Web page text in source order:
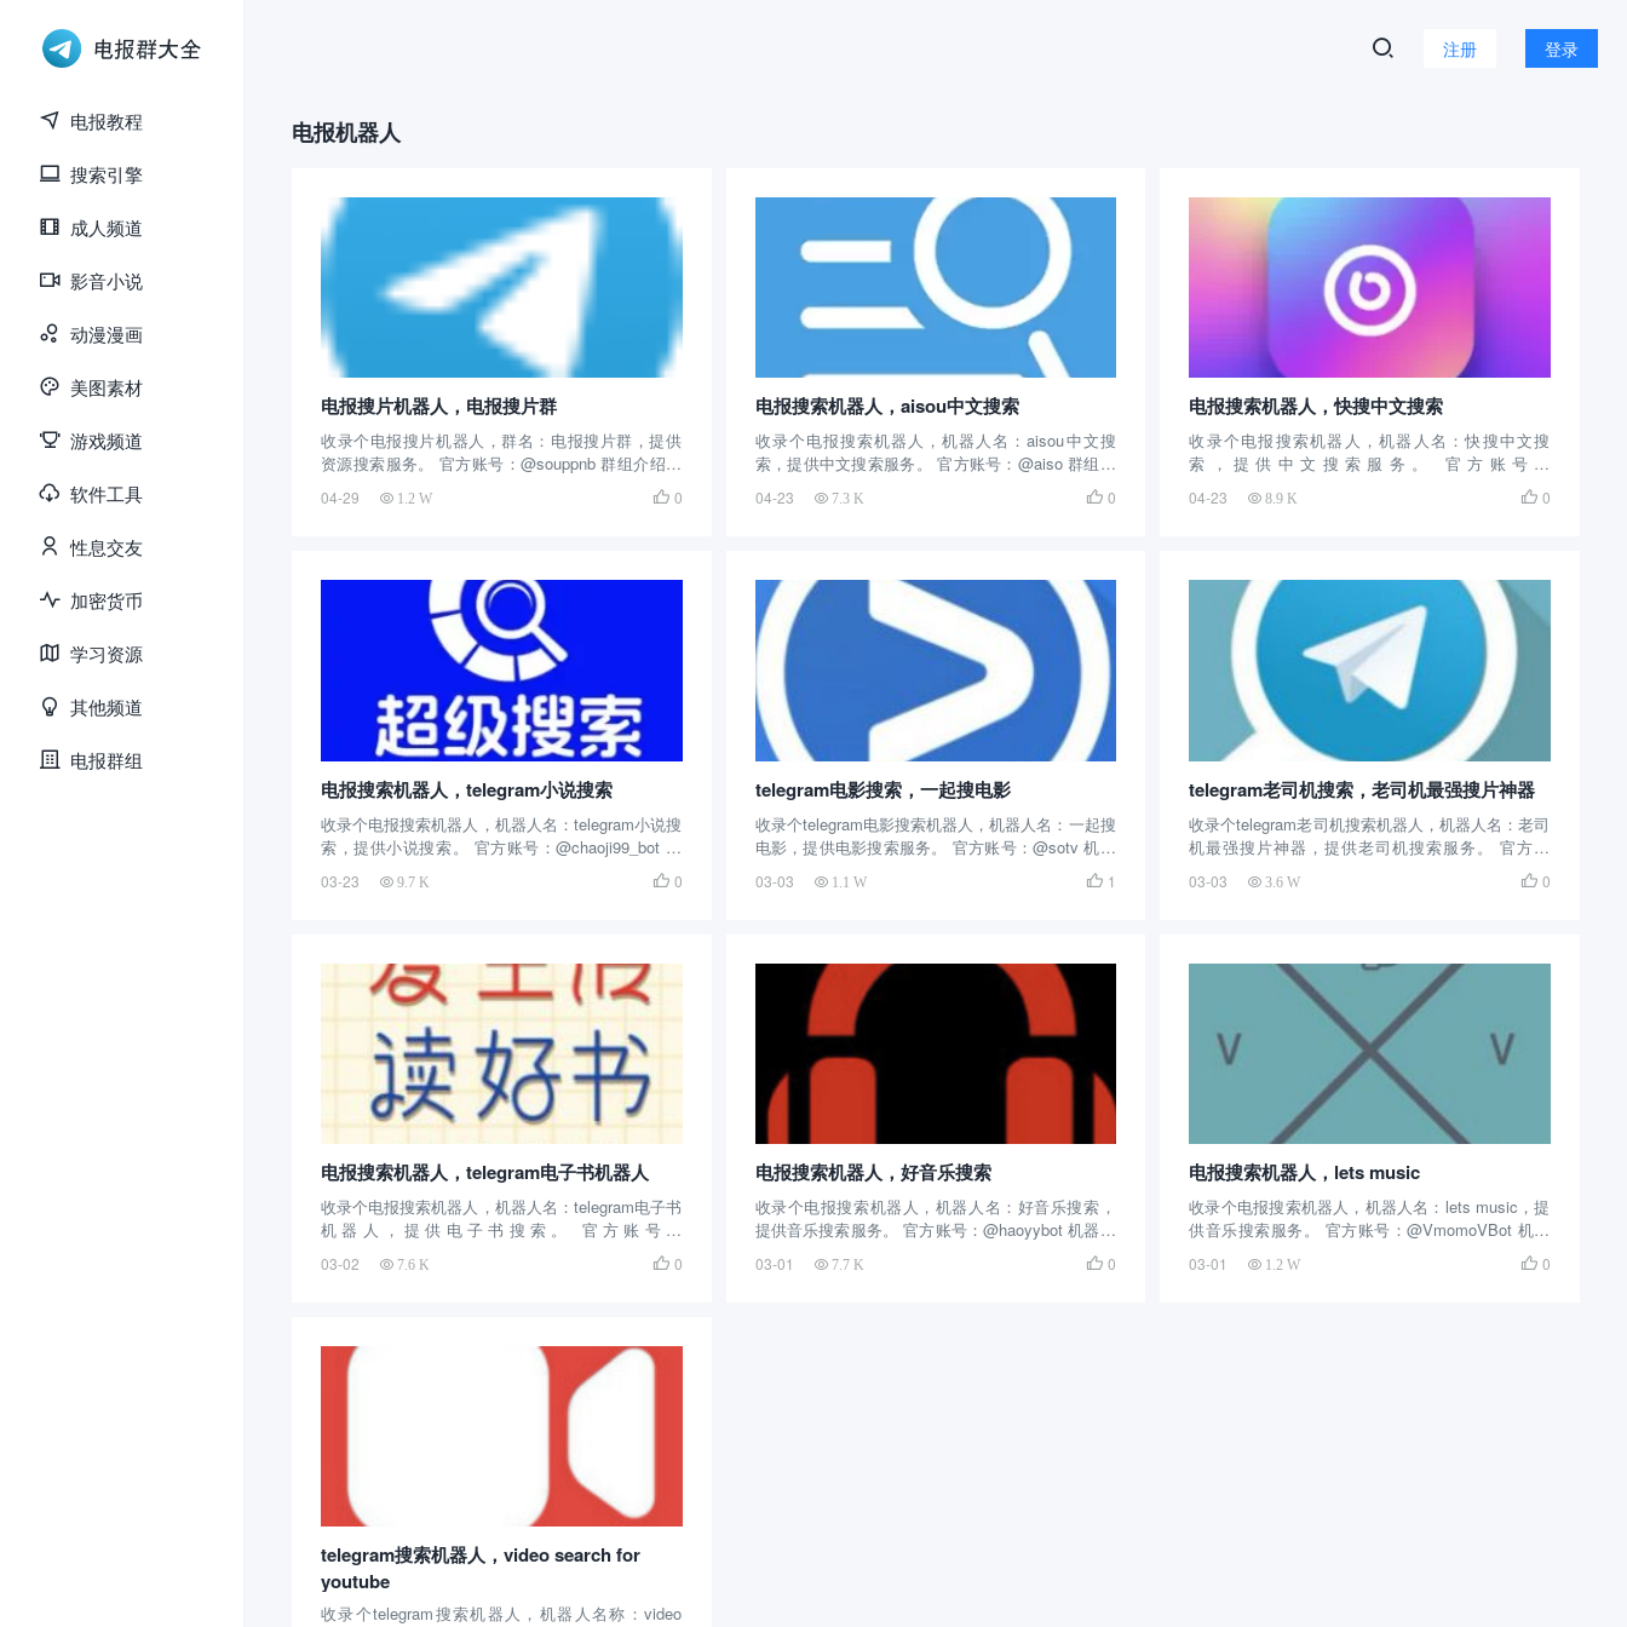
电报教程
搜索引擎
成人频道
影音小说
动漫漫画
美图素材
游戏频道
软件工具
性息交友
加密货币
学习资源
其他频道
电报群组
登录
注册
电报机器人
电报搜片机器人，电报搜片群
收录个电报搜片机器人，群名：电报搜片群，提供
资源搜索服务。 官方账号：@souppnb 群组介绍：
这个电报机器人是昨天拿到的，算是一个老群了，
主要提供资源搜索服务，收录的内容很多，基本都
04-29 1.2 W  0
电报搜索机器人，aisou中文搜索
收录个电报搜索机器人，机器人名：aisou中文搜
索，提供中文搜索服务。 官方账号：@aiso 群组介
绍：这个电报机器人创建的时间很长了，算是早期
的电报机器人了，主要提供中文搜索服务，数据很
04-23 7.3 K  0
电报搜索机器人，快搜中文搜索
收录个电报搜索机器人，机器人名：快搜中文搜
索，提供中文搜索服务。 官方账号：
@kuaisou1_bot 群组介绍：这个电报机器人创建的
时间很长了，算是很早的搜索机器人了，主要提供
04-23 8.9 K  0
电报搜索机器人，telegram小说搜索
收录个电报搜索机器人，机器人名：telegram小说搜
索，提供小说搜索。 官方账号：@chaoji99_bot 机
器人介绍：这个电报机器人创建的时间很长了，算
是早期的小说搜索机器人了，主要提供小说、电子
03-23 9.7 K  0
telegram电影搜索，一起搜电影
收录个telegram电影搜索机器人，机器人名：一起搜
电影，提供电影搜索服务。 官方账号：@sotv 机器
人介绍：这个telegram电影机器人创建的时间很长
了，算是元老级别的存在了，主要提供电影搜索，
03-03 1.1 W  1
telegram老司机搜索，老司机最强搜片神器
收录个telegram老司机搜索机器人，机器人名：老司
机最强搜片神器，提供老司机搜索服务。 官方账
号：@enjoysearch 机器人介绍：这个电报搜索机器
人创建的时间不长，去年创建的，虽然是新应用，
03-03 3.6 W  0
电报搜索机器人，telegram电子书机器人
收录个电报搜索机器人，机器人名：telegram电子书
机器人，提供电子书搜索。 官方账号：
@sharing_books4u 机器人介绍：这个telegram搜索
机器人创建的时间很长了，主要提供电子书搜索，
03-02 7.6 K  0
电报搜索机器人，好音乐搜索
收录个电报搜索机器人，机器人名：好音乐搜索，
提供音乐搜索服务。 官方账号：@haoyybot 机器人
介绍：这个telegram搜索机器人创建的时间很长了，
20年创建的小程序，提供音乐搜索服务，界面简
03-01 7.7 K  0
电报搜索机器人，lets music
收录个电报搜索机器人，机器人名：lets music，提
供音乐搜索服务。 官方账号：@VmomoVBot 机器
人介绍：这个telegram搜索机器人创建的时间很早
了，是中文搜索机器人，提供音乐搜索，可以搜索
03-01 1.2 W  0
telegram搜索机器人，video search for
youtube
收录个telegram搜索机器人，机器人名称：video